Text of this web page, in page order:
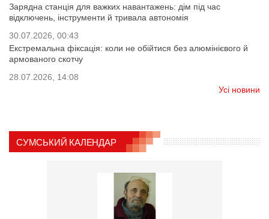
Зарядна станція для важких навантажень: дім під час
відключень, інструменти й тривала автономія
30.07.2026, 00:43
Екстремальна фіксація: коли не обійтися без алюмінієвого й
армованого скотчу
28.07.2026, 14:08
Усі новини
СУМСЬКИЙ КАЛЕНДАР